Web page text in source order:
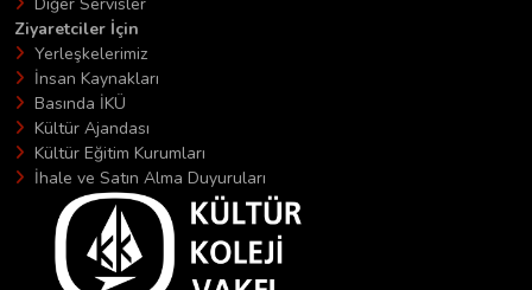
Ziyaretciler İçin
Yerleşkelerimiz
İnsan Kaynakları
Basında İKÜ
Kültür Ajandası
Kültür Eğitim Kurumları
İhale ve Satın Alma Duyuruları